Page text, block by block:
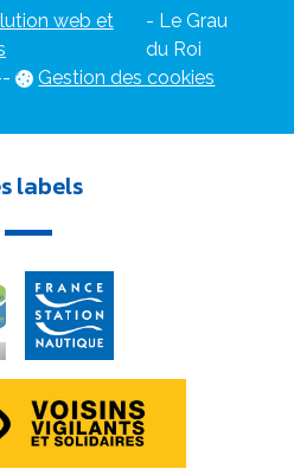
web et
- Le Grau
du Roi
- Gestion des cookies
labels